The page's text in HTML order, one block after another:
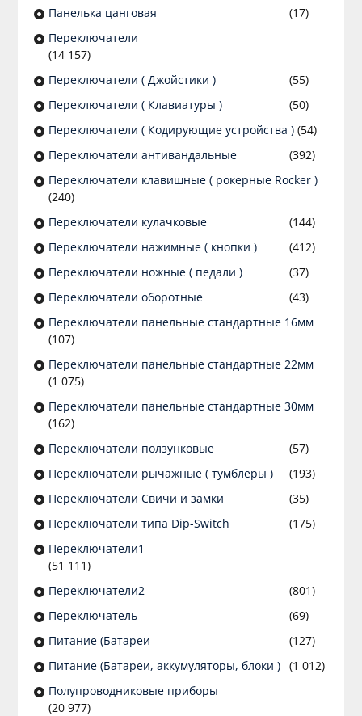
Панелька цанговая
(17)
Переключатели
(14 157)
Переключатели ( Джойстики )
(55)
Переключатели ( Клавиатуры )
(50)
Переключатели ( Кодирующие устройства )(54)
Переключатели антивандальные
(392)
Переключатели клавишные ( рокерные Rocker )
(240)
Переключатели кулачковые
(144)
Переключатели нажимные ( кнопки )
(412)
Переключатели ножные ( педали )
(37)
Переключатели оборотные
(43)
Переключатели панельные стандартные 16мм
(107)
Переключатели панельные стандартные 22мм
(1 075)
Переключатели панельные стандартные 30мм
(162)
Переключатели ползунковые
(57)
Переключатели рычажные ( тумблеры )
(193)
Переключатели Свичи и замки
(35)
Переключатели типа Dip-Switch
(175)
Переключатели1
(51 111)
Переключатели2
(801)
Переключатель
(69)
Питание (Батареи
(127)
Питание (Батареи, аккумуляторы, блоки ) (1 012)
Полупроводниковые приборы
(20 977)